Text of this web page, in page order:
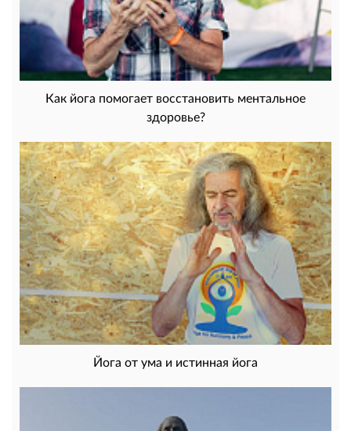
Как йога помогает восстановить ментальное
здоровье?
Йога от ума и истинная йога